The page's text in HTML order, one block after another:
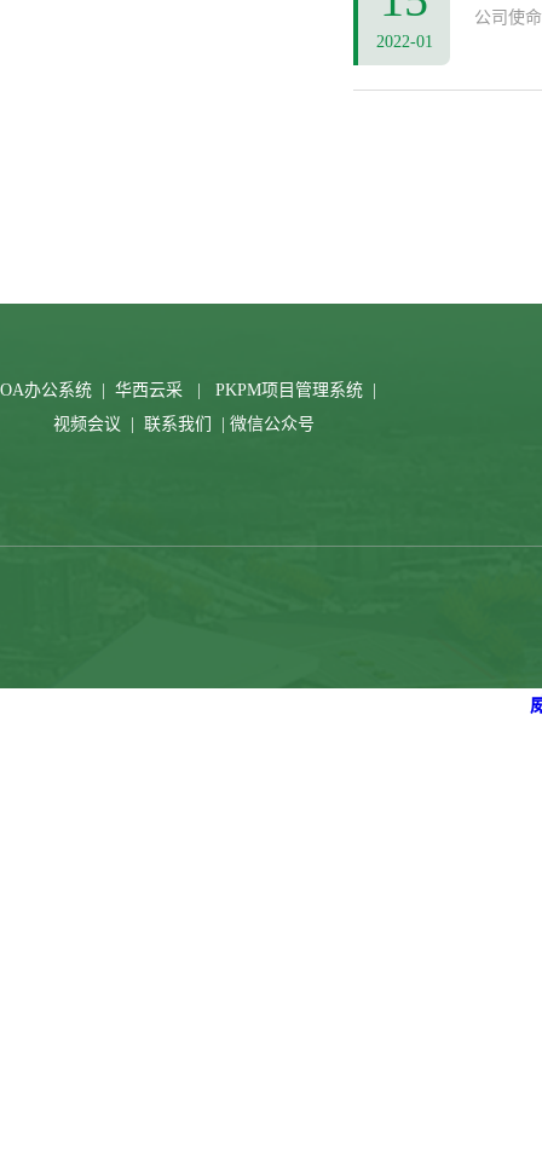
2022-01
公司使
OA办公系统 华西云采 PKPM项目管理系统
视频会议
联系我们 微信公众号